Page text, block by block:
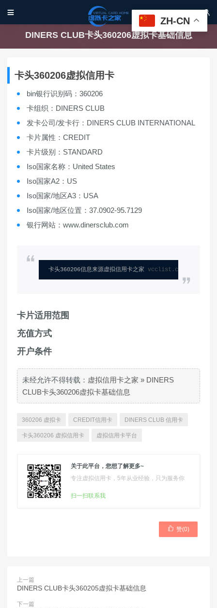
 
DINERS CLUB卡头360206虚拟卡基础信息
卡头360206虚拟信用卡
bin银行识别码：360206
卡组织：DINERS CLUB
发卡公司/发卡行：DINERS CLUB INTERNATIONAL
卡片属性：CREDIT
卡片级别：STANDARD
Iso国家名称：United States
Iso国家A2：US
Iso国家/地区A3：USA
Iso国家/地区位置：37.0902-95.7129
银行网站：www.dinersclub.com
卡头360206信息来源虚拟信用卡之家 vcclist.com
卡片适用范围
充值方式
开户条件
未经允许不得转载： 虚拟信用卡之家 » DINERS
CLUB卡头360206虚拟卡基础信息
360206 虚拟卡 CREDIT信用卡 DINERS CLUB 信用卡
卡头360206 虚拟信用卡 虚拟信用卡平台
关于此平台，您想了解更多~
专注虚拟信用卡，5年从业经验，只为服务你
扫一扫联系我
 赞(0)
上一篇
DINERS CLUB卡头360205虚拟卡基础信息
下一篇
ZH-CN